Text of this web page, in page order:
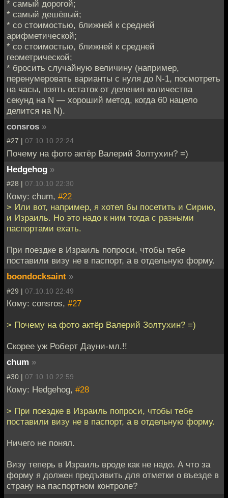
* самый дорогой;
* самый дешёвый;
* со стоимостью, ближней к средней
арифметической;
* со стоимостью, ближней к средней
геометрической;
* бросить случайную величину (например,
перенумеровать варианты с нуля до N-1, посмотреть
на часы, взять остаток от деления количества
секунд на N — хороший метод, когда 60 нацело
делится на N).
consros »
#27 | 07.10.10 22:24
Почему на фото актёр Валерий Золтухин? =)
Hedgehog »
#28 | 07.10.10 22:30
Кому: chum, #22
> Или вот, например, я хотел бы посетить и Сирию,
и Израиль. Но это надо к ним тогда с разными
паспортами ехать.
При поездке в Израиль попроси, чтобы тебе
поставили визу не в паспорт, а в отдельную форму.
boondocksaint »
#29 | 07.10.10 22:49
Кому: consros, #27
> Почему на фото актёр Валерий Золтухин? =)
Скорее уж Роберт Дауни-мл.!!
chum »
#30 | 07.10.10 22:59
Кому: Hedgehog, #28
> При поездке в Израиль попроси, чтобы тебе
поставили визу не в паспорт, а в отдельную форму.
Ничего не понял.
Визу теперь в Израиль вроде как не надо. А что за
форму я должен предъявить для отметки о въезде в
страну на паспортном контроле?